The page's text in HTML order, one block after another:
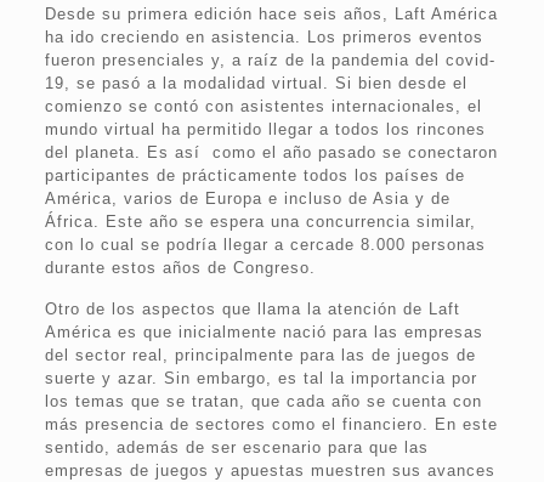
Desde su primera edición hace seis años, Laft América
ha ido creciendo en asistencia. Los primeros eventos
fueron presenciales y, a raíz de la pandemia del covid-
19, se pasó a la modalidad virtual. Si bien desde el
comienzo se contó con asistentes internacionales, el
mundo virtual ha permitido llegar a todos los rincones
del planeta. Es así como el año pasado se conectaron
participantes de prácticamente todos los países de
América, varios de Europa e incluso de Asia y de
África. Este año se espera una concurrencia similar,
con lo cual se podría llegar a cercade 8.000 personas
durante estos años de Congreso.
Otro de los aspectos que llama la atención de Laft
América es que inicialmente nació para las empresas
del sector real, principalmente para las de juegos de
suerte y azar. Sin embargo, es tal la importancia por
los temas que se tratan, que cada año se cuenta con
más presencia de sectores como el financiero. En este
sentido, además de ser escenario para que las
empresas de juegos y apuestas muestren sus avances